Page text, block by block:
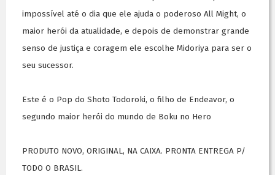
impossível até o dia que ele ajuda o poderoso All Might, o
maior herói da atualidade, e depois de demonstrar grande
senso de justiça e coragem ele escolhe Midoriya para ser o
seu sucessor.
Este é o Pop do Shoto Todoroki, o filho de Endeavor, o
segundo maior herói do mundo de Boku no Hero
PRODUTO NOVO, ORIGINAL, NA CAIXA. PRONTA ENTREGA P/
TODO O BRASIL.